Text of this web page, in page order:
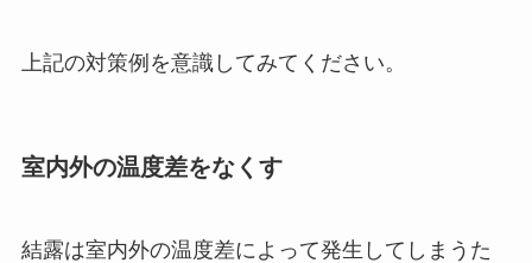
上記の対策例を意識してみてください。
室内外の温度差をなくす
結露は室内外の温度差によって発生してしまうた